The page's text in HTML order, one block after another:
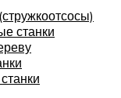
станки